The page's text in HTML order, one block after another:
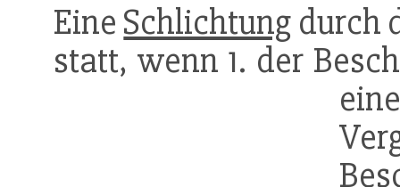
Eine Schlichtung durch
statt, wenn 1. der